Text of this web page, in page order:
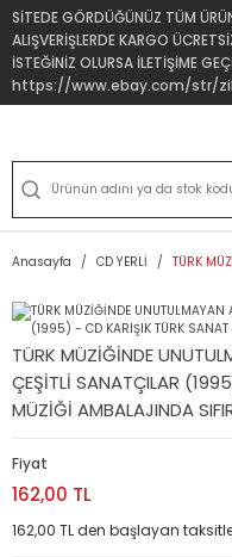
SİTEDE GÖRDÜĞÜNÜZ TÜM
ALIŞVERİŞLERDE KARGO
İSTEĞİNİZ OLURSA İLETİŞİME
https://www.ebay.com/str/
Anasayfa CD YERLİ TÜRK
TÜRK MÜZİĞİNDE
ÇEŞİTLİ SANATÇILAR
MÜZİĞİ AMBALAJINDA
Fiyat
162,00 TL
162,00 TL den başlayan